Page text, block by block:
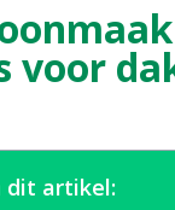
voor
dit artikel: